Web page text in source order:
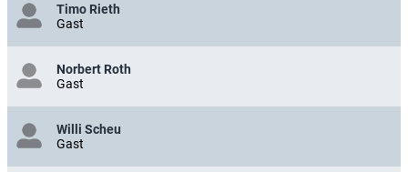
Timo Rieth
Gast
Norbert Roth
Gast
Willi Scheu
Gast